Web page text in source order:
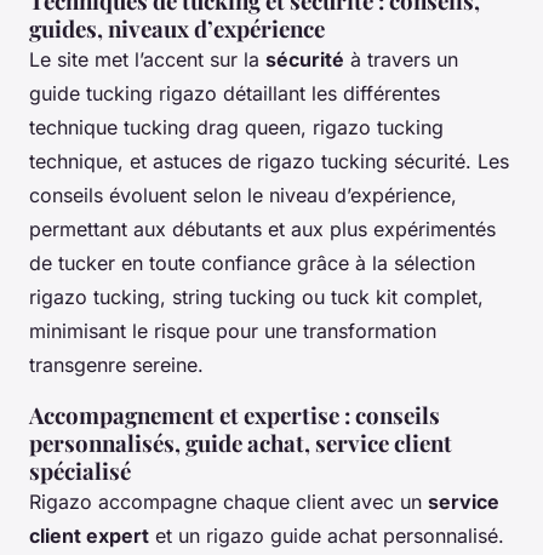
guides, niveaux d’expérience
Le site met l’accent sur la sécurité à travers un
guide tucking rigazo détaillant les différentes
technique tucking drag queen, rigazo tucking
technique, et astuces de rigazo tucking sécurité. Les
conseils évoluent selon le niveau d’expérience,
permettant aux débutants et aux plus expérimentés
de tucker en toute confiance grâce à la sélection
rigazo tucking, string tucking ou tuck kit complet,
minimisant le risque pour une transformation
transgenre sereine.
Accompagnement et expertise : conseils
personnalisés, guide achat, service client
spécialisé
Rigazo accompagne chaque client avec un service
client expert et un rigazo guide achat personnalisé.